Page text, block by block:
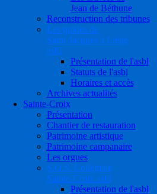
Jean de Béthune
Reconstruction des tribunes
Les guides de
Saint-Jacques à Liège
asbl
Présentation de l'asbl
Statuts de l'asbl
Horaires et accès
Archives actualités
Sainte-Croix
Présentation
Chantier de restauration
Patrimoine artistique
Patrimoine campanaire
Les orgues
S.O.S. Collégiale
Sainte-Croix asbl
Présentation de l'asbl